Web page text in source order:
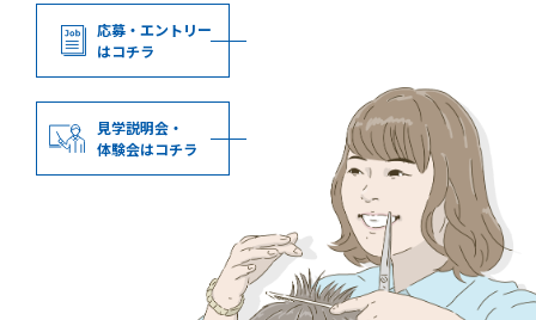
応募・エントリー
はコチラ
見学説明会・
体験会はコチラ